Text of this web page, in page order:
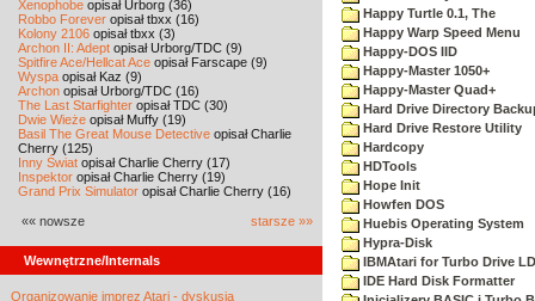
Xenophobe opisał Urborg (36)
Robbo Forever opisał tbxx (16)
Kolony 2106 opisał tbxx (3)
Archon II: Adept opisał Urborg/TDC (9)
Spitfire Ace/Hellcat Ace opisał Farscape (9)
Wyspa opisał Kaz (9)
Archon opisał Urborg/TDC (16)
The Last Starfighter opisał TDC (30)
Dwie Wieże opisał Muffy (19)
Basil The Great Mouse Detective opisał Charlie
Cherry (125)
Inny Świat opisał Charlie Cherry (17)
Inspektor opisał Charlie Cherry (19)
Grand Prix Simulator opisał Charlie Cherry (16)
«« nowsze starsze »»
Wewnętrzne/Internals
Organizowanie imprez Atari - dyskusja
Happy Turtle 0.1, The
Happy Warp Speed Menu
Happy-DOS IID
Happy-Master 1050+
Happy-Master Quad+
Hard Drive Directory
Hard Drive Restore Utility
Hardcopy
HDTools
Hope Init
Howfen DOS
Huebis Operating System
Hypra-Disk
IBMAtari for Turbo Drive
IDE Hard Disk Formatter